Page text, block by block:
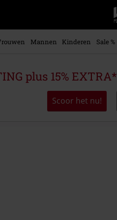
Mannen Kinderen Sale %
plus 15% EXTRA*
Scoor het nu!